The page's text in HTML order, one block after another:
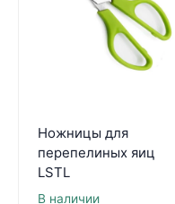
Ножницы для
перепелиных яиц
LSTL
В наличии